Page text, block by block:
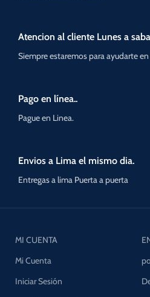
Atencion al cliente Lunes a
Siempre estaremos para ayudarte
Pago en línea..
Pague en Linea.
Envios a Lima el mismo dia.
Entregas a lima Puerta a puerta
MI CUENTA
Mi Cuenta
Iniciar Sesión